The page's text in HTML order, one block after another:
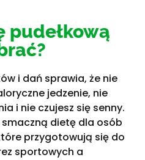
pudełkową
i dań sprawia, że nie
jedzenie, nie
i nie czujesz się senny.
dietę dla osób
przygotowują się do
sportowych a